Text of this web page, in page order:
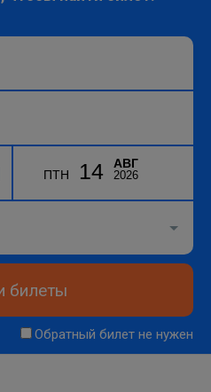
ПТН 14 АВГ
2026
билеты
Обратный билет не нужен